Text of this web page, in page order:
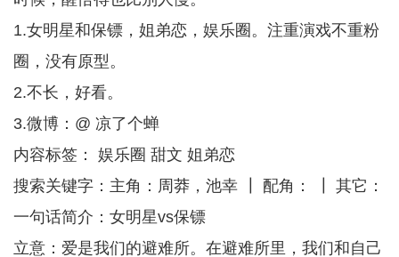
1.女明星和保镖，姐弟恋，娱乐圈。注重演戏不重粉
圈，没有原型。
2.不长，好看。
3.微博：@ 凉了个蝉
内容标签： 娱乐圈 甜文 姐弟恋
搜索关键字：主角：周莽，池幸 ┃ 配角： ┃ 其它：
一句话简介：女明星vs保镖
立意：爱是我们的避难所。在避难所里，我们和自己